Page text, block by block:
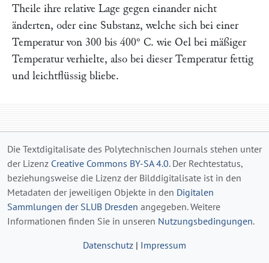
Theile ihre relative Lage gegen einander nicht
änderten, oder eine Substanz, welche sich bei einer
Temperatur von 300 bis 400° C. wie Oel bei mäßiger
Temperatur verhielte, also bei dieser Temperatur fettig
und leichtflüssig bliebe.
Die Textdigitalisate des Polytechnischen Journals stehen unter
der Lizenz Creative Commons BY-SA 4.0. Der Rechtestatus,
beziehungsweise die Lizenz der Bilddigitalisate ist in den
Metadaten der jeweiligen Objekte in den Digitalen
Sammlungen der SLUB Dresden angegeben. Weitere
Informationen finden Sie in unseren Nutzungsbedingungen.
Datenschutz | Impressum